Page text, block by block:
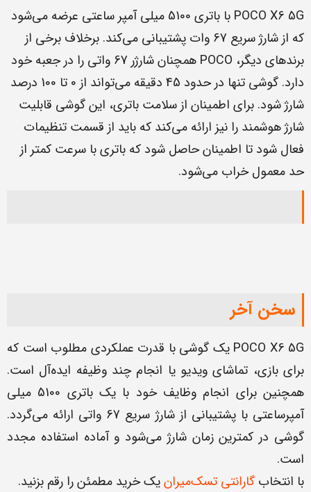
POCO X6 5G با باتری 5100 میلی آمپر ساعتی عرضه می‌شود
که از شارژ سریع 67 وات پشتیبانی می‌کند. برخلاف برخی از
برندهای دیگر، POCO همچنان شارژر 67 واتی را در جعبه خود
دارد. گوشی تنها در حدود 45 دقیقه می‌تواند از 0 تا 100 درصد
شارژ شود. برای اطمینان از سلامت باتری، این گوشی قابلیت
شارژ هوشمند را نیز ارائه می‌کند که باید از قسمت تنظیمات
فعال شود تا اطمینان حاصل شود که باتری با سرعت کمتر از
حد معمول خراب می‌شود.
سخن آخر
POCO X6 5G یک گوشی با قدرت عملکردی مطلوب است که
برای بازی، تماشای ویدیو یا انجام چند وظیفه ایده‌آل است.
همچنین برای انجام وظایف خود با یک باتری 5100 میلی
آمپرساعتی با پشتیبانی از شارژ سریع 67 واتی ارائه می‌گردد.
گوشی در کمترین زمان شارژ می‌شود و آماده استفاده مجدد
است.
با انتخاب گارانتی تسک‌میرانیک خرید مطمئن را رقم بزنید.